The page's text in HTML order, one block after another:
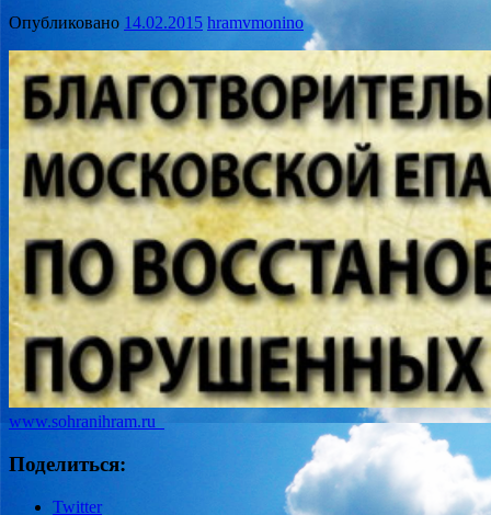
Опубликовано 14.02.2015 hramvmonino
www.sohranihram.ru
Поделиться:
Twitter